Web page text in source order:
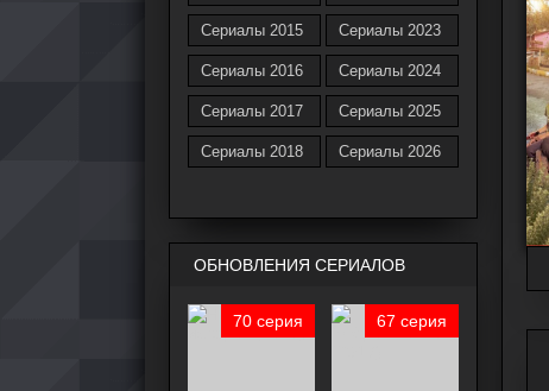
Сериалы 2015
Сериалы 2016
Сериалы 2017
Сериалы 2018
Сериалы 2023
Сериалы 2024
Сериалы 2025
Сериалы 2026
ОБНОВЛЕНИЯ СЕРИАЛОВ
70 серия 67 серия